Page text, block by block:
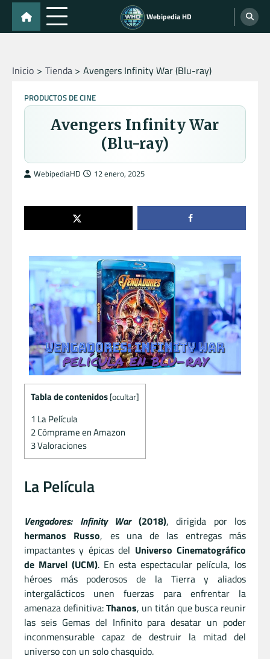
Skip
content
Webipedia HD
Inicio Tienda Avengers Infinity War (Blu-ray)
PRODUCTOS DE CINE
Avengers Infinity War
(Blu-ray)
WebipediaHD 12 enero, 2025
Tabla de contenidos [ocultar]
1 La Película
2Cómprame en Amazon
3Valoraciones
La Película
Vengadores: Infinity War(2018), dirigida por los
hermanos Russo, es una de las entregas más
impactantes y épicas del Universo Cinematográfico
de Marvel (UCM). En esta espectacular película, los
héroes más poderosos de la Tierra y aliados
intergalácticos unen fuerzas para enfrentar la
amenaza definitiva:Thanos, un titán que busca reunir
las seis Gemas del Infinito para desatar un poder
inconmensurable capaz de destruir la mitad del
universo con un solo chasquido.